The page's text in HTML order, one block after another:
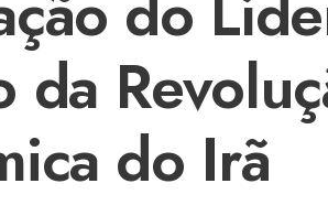
da
do Irã